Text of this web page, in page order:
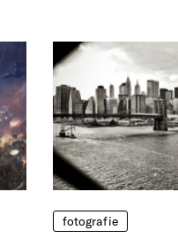
fotografie